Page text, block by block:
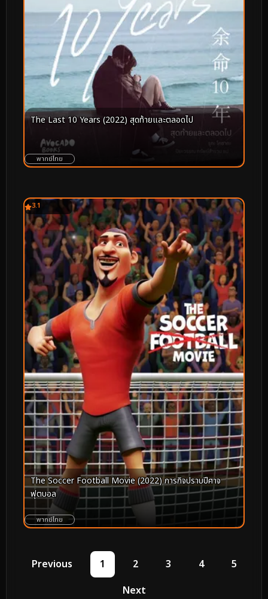
The Last 10 Years (2022) สุดท้ายและตลอดไป
พากย์ไทย
3.1
The Soccer Football Movie (2022) ภารกิจปราบปีศาจ
ฟุตบอล
พากย์ไทย
Previous 1 2 3 4
5
Next